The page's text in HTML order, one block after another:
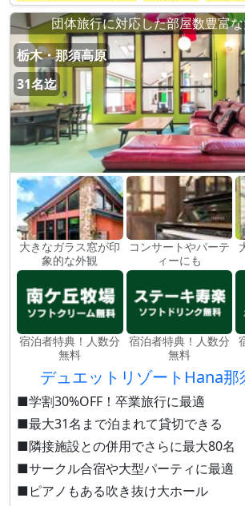
団体旅行に対応した部屋数豊富
栃木・那須高原
31名迄
大きなガラス窓が印
象的な外観
コンサートやパーテ
ィーにも
宿泊者特典！人数分
無料
宿泊者特典！人数分
無料
デュエットリゾートHana那
■学割30%OFF！卒業旅行に最適
■最大31名まで泊まれて貸切できる
■隣接施設との併用でさらに最大80名
■サークル合宿や大型パーティに最適
■ピアノもある吹き抜け大ホール